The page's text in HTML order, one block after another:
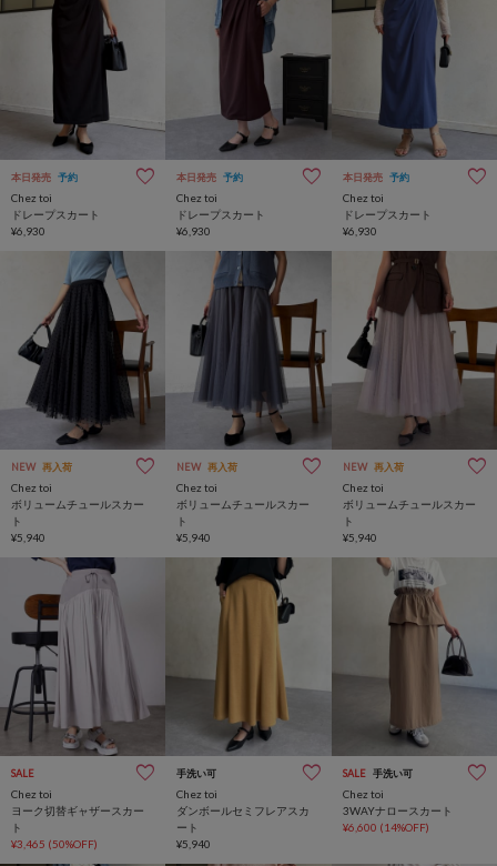
本日発売 予約
Chez toi
ドレープスカート
¥6,930
本日発売 予約
Chez toi
ドレープスカート
¥6,930
本日発売 予約
Chez toi
ドレープスカート
¥6,930
NEW 再入荷
Chez toi
ボリュームチュールスカー
ト
¥5,940
NEW 再入荷
Chez toi
ボリュームチュールスカー
ト
¥5,940
NEW 再入荷
Chez toi
ボリュームチュールスカー
ト
¥5,940
SALE
Chez toi
ヨーク切替ギャザースカー
ト
¥3,465 (50%OFF)
手洗い可
Chez toi
ダンボールセミフレアスカ
ート
¥5,940
SALE 手洗い可
Chez toi
3WAYナロースカート
¥6,600 (14%OFF)